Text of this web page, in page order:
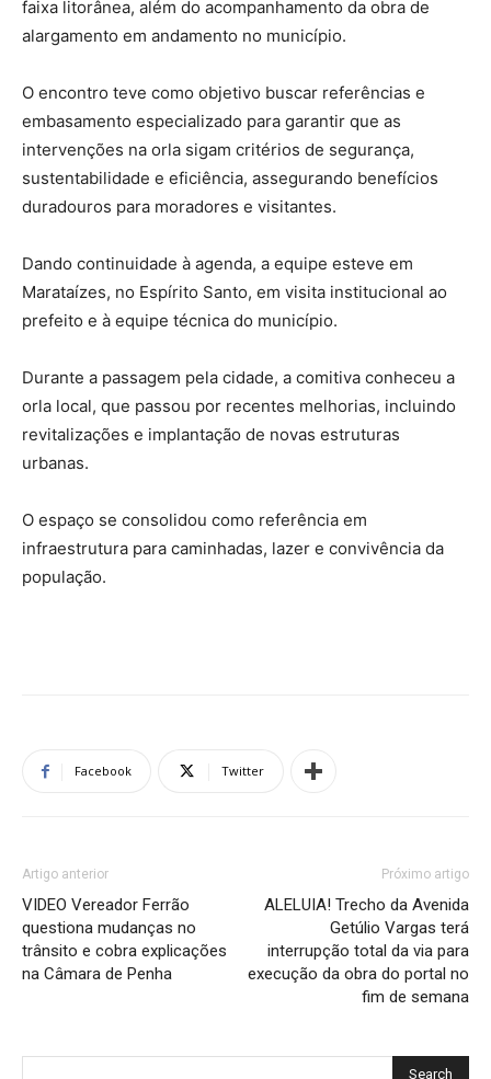
faixa litorânea, além do acompanhamento da obra de
alargamento em andamento no município.
O encontro teve como objetivo buscar referências e
embasamento especializado para garantir que as
intervenções na orla sigam critérios de segurança,
sustentabilidade e eficiência, assegurando benefícios
duradouros para moradores e visitantes.
Dando continuidade à agenda, a equipe esteve em
Marataízes, no Espírito Santo, em visita institucional ao
prefeito e à equipe técnica do município.
Durante a passagem pela cidade, a comitiva conheceu a
orla local, que passou por recentes melhorias, incluindo
revitalizações e implantação de novas estruturas
urbanas.
O espaço se consolidou como referência em
infraestrutura para caminhadas, lazer e convivência da
população.
Facebook Twitter
Artigo anterior
VIDEO Vereador Ferrão
questiona mudanças no
trânsito e cobra explicações
na Câmara de Penha
Próximo artigo
ALELUIA! Trecho da Avenida
Getúlio Vargas terá
interrupção total da via para
execução da obra do portal no
fim de semana